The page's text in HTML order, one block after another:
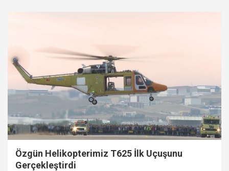
Özgün Helikopterimiz T625 İlk Uçuşunu
Gerçekleştirdi